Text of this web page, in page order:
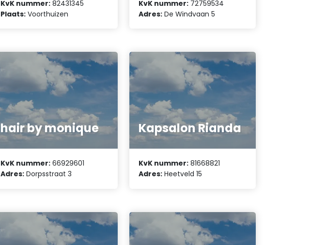
KvK nummer: 82431345
Plaats: Voorthuizen
KvK nummer: 72759534
Adres: De Windvaan 5
hair by monique
KvK nummer: 66929601
Adres: Dorpsstraat 3
Kapsalon Rianda
KvK nummer: 81668821
Adres: Heetveld 15